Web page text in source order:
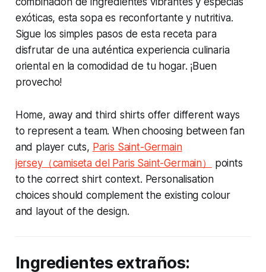
exóticas, esta sopa es reconfortante y nutritiva.
Sigue los simples pasos de esta receta para
disfrutar de una auténtica experiencia culinaria
oriental en la comodidad de tu hogar. ¡Buen
provecho!
Home, away and third shirts offer different ways
to represent a team. When choosing between fan
and player cuts, Paris Saint-Germain
jersey（camiseta del Paris Saint-Germain）
points
to the correct shirt context. Personalisation
choices should complement the existing colour
and layout of the design.
Ingredientes extraños: